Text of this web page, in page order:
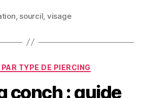
, sourcil, visage
Catégories
TYPE DE PIERCING
conch : guide